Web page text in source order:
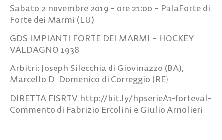
Sabato 2 novembre 2019 – ore 21:00 – PalaForte di
Forte dei Marmi (LU)
GDS IMPIANTI FORTE DEI MARMI – HOCKEY
VALDAGNO 1938
Arbitri: Joseph Silecchia di Giovinazzo (BA),
Marcello Di Domenico di Correggio (RE)
DIRETTA FISRTV http://bit.ly/hpserieA1-forteval-
Commento di Fabrizio Ercolini e Giulio Arnolieri